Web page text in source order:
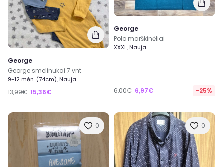
George
George smelinukai 7 vnt
9-12 mėn. (74cm), Nauja
13,99€ 15,36€
George
Polo marškinėliai
XXXL, Nauja
6,00€ 6,97€ -25%
0 0